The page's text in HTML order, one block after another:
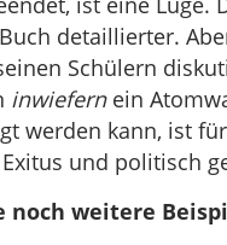
detaillierter.
Schülern
inwiefernein
werden kann, ist
und politisch
noch weitere